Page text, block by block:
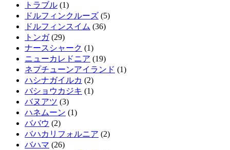
トラブル (1)
ドルフィンクルーズ (5)
ドルフィンスイム (36)
トンガ(29)
ナースシャーク (1)
ニューカレドニア (19)
ネプチューンアイランド (1)
ハシナガイルカ (2)
バショウカジキ (1)
バヌアツ (3)
ハネムーン (1)
ババウ (2)
バハカリフォルニア (2)
バハマ (26)